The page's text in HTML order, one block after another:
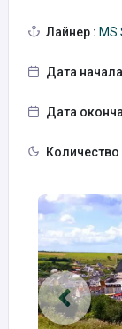
Лайнер : MS
Дата
Дата
Количество